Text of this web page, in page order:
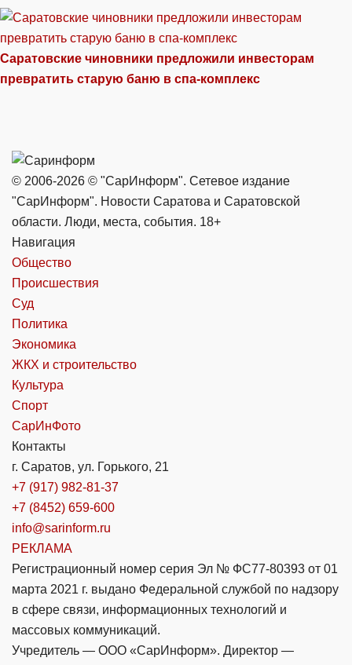
Саратовские чиновники предложили инвесторам
превратить старую баню в спа-комплекс
© 2006-2026 © "СарИнформ". Сетевое издание
"СарИнформ". Новости Саратова и Саратовской
области. Люди, места, события. 18+
Навигация
Общество
Происшествия
Суд
Политика
Экономика
ЖКХ и строительство
Культура
Спорт
СарИнФото
Контакты
г. Саратов, ул. Горького, 21
+7 (917) 982-81-37
+7 (8452) 659-600
info@sarinform.ru
РЕКЛАМА
Регистрационный номер серия Эл № ФС77-80393 от 01
марта 2021 г. выдано Федеральной службой по надзору
в сфере связи, информационных технологий и
массовых коммуникаций.
Учредитель — ООО «СарИнформ». Директор —